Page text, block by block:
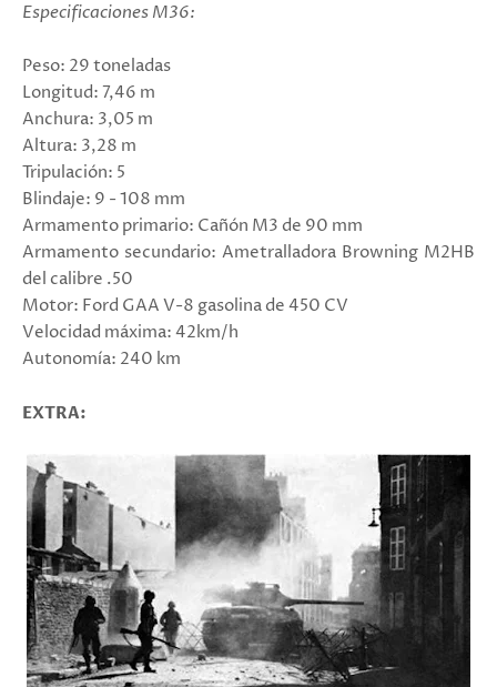
Especificaciones M36:
Peso: 29 toneladas
Longitud: 7,46 m
Anchura: 3,05 m
Altura: 3,28 m
Tripulación: 5
Blindaje: 9 - 108 mm
Armamento primario: Cañón M3 de 90 mm
Armamento secundario: Ametralladora Browning M2HB
del calibre .50
Motor: Ford GAA V-8 gasolina de 450 CV
Velocidad máxima: 42km/h
Autonomía: 240 km
EXTRA: